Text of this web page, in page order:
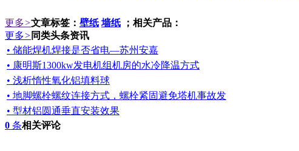
更多>文章标签： 壁纸 墙纸 ；相关产品：
更多> 同类头条资讯
• 储能焊机焊接是否省电—苏州安嘉
• 康明斯1300kw发电机组机房的水冷降温方式
• 浅析惰性氧化铝填料球
• 地脚螺栓螺纹连接方式，螺栓紧固避免塔机事故发
• 型材铝圆通垂直安装效果
0 条相关评论